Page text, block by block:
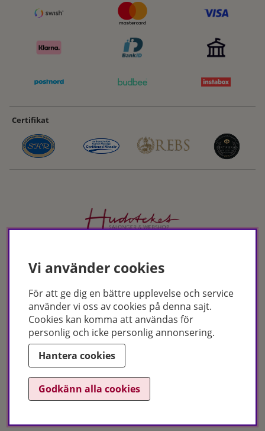
Certifikat
makeup – både online och i butik. Med över 50 års erfarenhet och
utbildade hudterapeuter hjälper vi dig att hitta rätt produkter och
besök oss i Jönköping och Malmö.
Copyright © Hudoteket 2025
Vi använder cookies
För att ge dig en bättre upplevelse och service
använder vi oss av cookies på denna sajt.
Cookies kan komma att användas för
personlig och icke personlig annonsering.
Hantera cookies
Godkänn alla cookies